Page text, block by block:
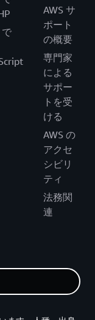
で
AWS サ
ポート
の概要
専門家
による
サポー
トを受
ける
AWS の
アクセ
シビリ
ティ
法務関
連